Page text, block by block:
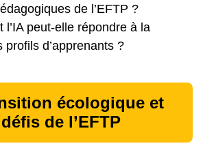
de l’EFTP ?
l’IA peut-elle répondre à la
profils d’apprenants ?
écologique et
de l’EFTP